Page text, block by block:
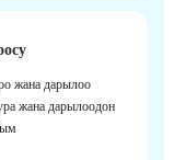
жана дарылоо
жана дарылоодон